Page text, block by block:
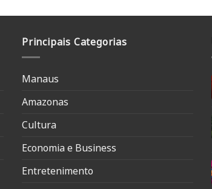
Principais Categorias
Manaus
Amazonas
Cultura
Economia e Business
Entretenimento